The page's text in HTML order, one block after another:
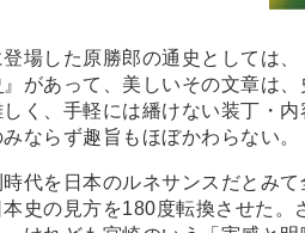
場した原勝郎の通史としては、
』があって、美しいその文章は
く、手軽には繙けない装丁・
ならず趣旨もほぼかわらない。
代を日本のルネサンスだとみて
本史の見方を180度転換させた